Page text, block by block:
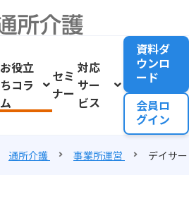
お役立
ちコラ
ム
セミ
ナー
対応
サー
ビス
資料ダ
ウンロ
ード
会員ロ
グイン
通所介護 事業所運営 デイサ